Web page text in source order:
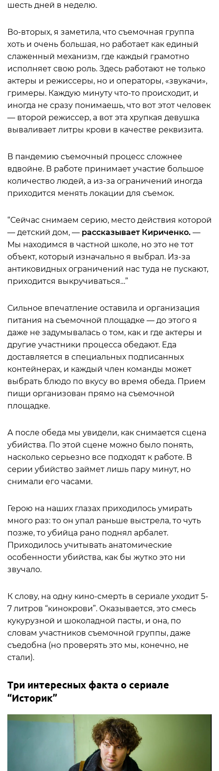
шесть дней в неделю.
Во-вторых, я заметила, что съемочная группа
хоть и очень большая, но работает как единый
слаженный механизм, где каждый грамотно
исполняет свою роль. Здесь работают не только
актеры и режиссеры, но и операторы, «звукачи»,
гримеры. Каждую минуту что-то происходит, и
иногда не сразу понимаешь, что вот этот человек
— второй режиссер, а вот эта хрупкая девушка
вываливает литры крови в качестве реквизита.
В пандемию съемочный процесс сложнее
вдвойне. В работе принимает участие большое
количество людей, а из-за ограничений иногда
приходится менять локации для съемок.
“Сейчас снимаем серию, место действия которой
— детский дом, — рассказывает Кириченко. —
Мы находимся в частной школе, но это не тот
объект, который изначально я выбрал. Из-за
антиковидных ограничений нас туда не пускают,
приходится выкручиваться…”
Сильное впечатление оставила и организация
питания на съемочной площадке — до этого я
даже не задумывалась о том, как и где актеры и
другие участники процесса обедают. Еда
доставляется в специальных подписанных
контейнерах, и каждый член команды может
выбрать блюдо по вкусу во время обеда. Прием
пищи организован прямо на съемочной
площадке.
А после обеда мы увидели, как снимается сцена
убийства. По этой сцене можно было понять,
насколько серьезно все подходят к работе. В
серии убийство займет лишь пару минут, но
снимали его часами.
Герою на наших глазах приходилось умирать
много раз: то он упал раньше выстрела, то чуть
позже, то убийца рано поднял арбалет.
Приходилось учитывать анатомические
особенности убийства, как бы жутко это ни
звучало.
К слову, на одну кино-смерть в сериале уходит 5-
7 литров “кинокрови”. Оказывается, это смесь
кукурузной и шоколадной пасты, и она, по
словам участников съемочной группы, даже
съедобна (но проверять это мы, конечно, не
стали).
Три интересных факта о сериале
“Историк”